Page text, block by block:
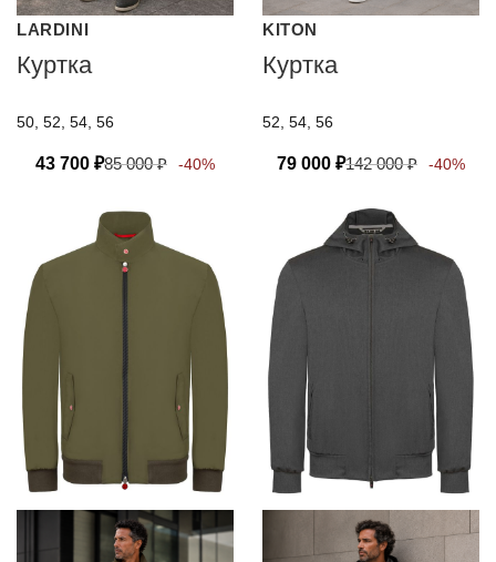
LARDINI
Куртка
50, 52, 54, 56
43 700 ₽85 000₽ -40%
KITON
Куртка
52, 54, 56
79 000 ₽142 000₽ -40%